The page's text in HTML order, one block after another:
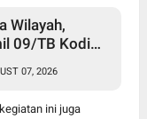
Wilayah,
09/TB Kodim
07, 2026
ini juga